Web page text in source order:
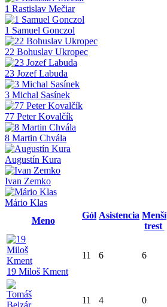
1 Rastislav Mečiar
1 Samuel Gonczol
22 Bohuslav Ukropec
23 Jozef Labuda
3 Michal Sasínek
77 Peter Kovalčík
8 Martin Chvála
Augustín Kura
Ivan Zemko
Mário Klas
Meno
Gól Asistencia Menší
trest
19 Miloš Kment
11 6 6
11 4 0